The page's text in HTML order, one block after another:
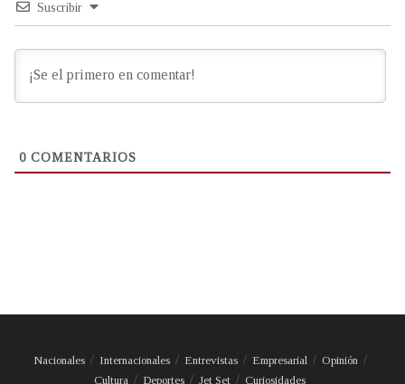
Suscribir
0 COMENTARIOS
Nacionales Internacionales Entrevistas Empresarial
Opinión
Cultura
Deportes Jet Set Curiosidades